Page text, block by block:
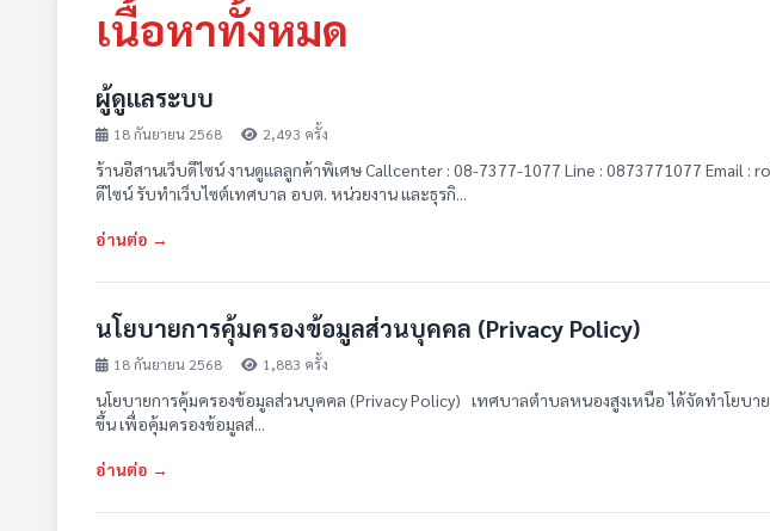
เนื้อหาทั้งหมด
ผู้ดูแลระบบ
18 กันยายน 2568 2,493 ครั้ง
ร้านอีสานเว็บดีไซน์ งานดูแลลูกค้าพิเศษ Callcenter : 08-7377-1077 Line : 0873771077 Email :
ดีไซน์ รับทำเว็บไซต์เทศบาล อบต. หน่วยงาน และธุรกิ...
อ่านต่อ →
นโยบายการคุ้มครองข้อมูลส่วนบุคคล (Privacy Policy)
18 กันยายน 2568 1,883 ครั้ง
นโยบายการคุ้มครองข้อมูลส่วนบุคคล (Privacy Policy) เทศบาลตำบลหนองสูงเหนือ ได้จัดทำโยบ
ขึ้น เพื่อคุ้มครองข้อมูลส่...
อ่านต่อ →